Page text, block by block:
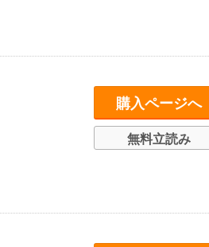
購入ページへ
無料立読み